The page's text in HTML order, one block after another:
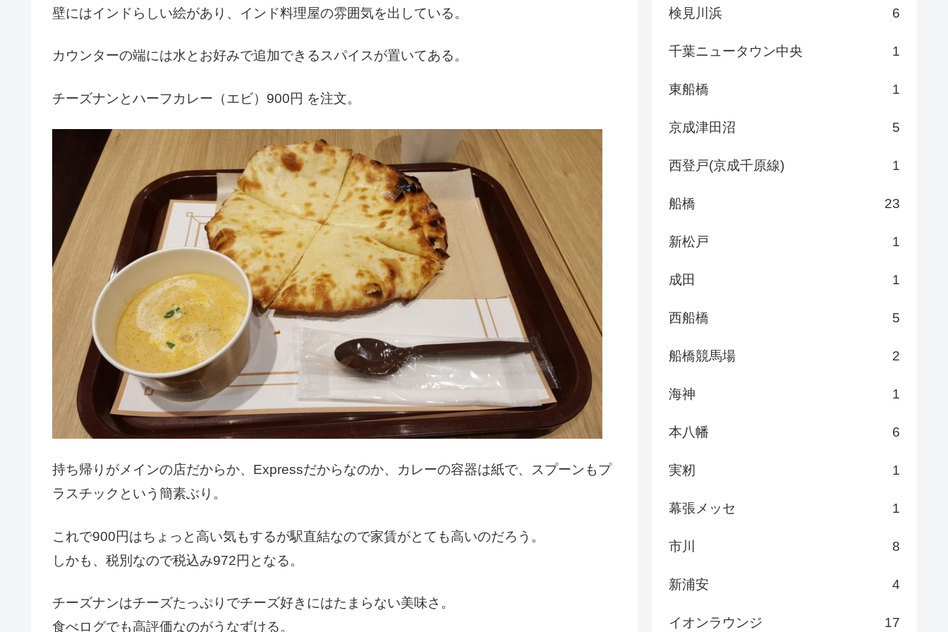
壁にはインドらしい絵があり、インド料理屋の雰囲気を出している。
カウンターの端には水とお好みで追加できるスパイスが置いてある。
チーズナンとハーフカレー（エビ）900円 を注文。
持ち帰りがメインの店だからか、Expressだからなのか、カレーの容器は紙で、スプーンもプ
ラスチックという簡素ぶり。
これで900円はちょっと高い気もするが駅直結なので家賃がとても高いのだろう。
しかも、税別なので税込み972円となる。
チーズナンはチーズたっぷりでチーズ好きにはたまらない美味さ。
食べログでも高評価なのがうなずける。
検見川浜 6
千葉ニュータウン中央 1
東船橋 1
京成津田沼 5
西登戸(京成千原線) 1
船橋 23
新松戸 1
成田 1
西船橋 5
船橋競馬場 2
海神 1
本八幡 6
実籾 1
幕張メッセ 1
市川 8
新浦安 4
イオンラウンジ 17